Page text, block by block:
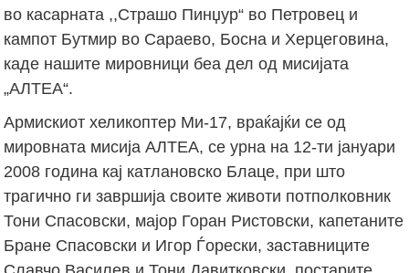
во касарната ,,Страшо Пинџур“ во Петровец и
кампот Бутмир во Сараево, Босна и Херцеговина,
каде нашите мировници беа дел од мисијата
„АЛТЕА“.
Армискиот хеликоптер Ми-17, враќајќи се од
мировната мисија АЛТЕА, се урна на 12-ти јануари
2008 година кај катлановско Блаце, при што
трагично ги завршија своите животи потполковник
Тони Спасовски, мајор Горан Ристовски, капетаните
Бране Спасовски и Игор Ѓорески, заставниците